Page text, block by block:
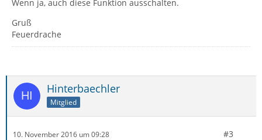
Wenn ja, auch diese Funktion ausschalten.
Gruß
Feuerdrache
Hinterbaechler
Mitglied
10. November 2016 um 09:28 #3